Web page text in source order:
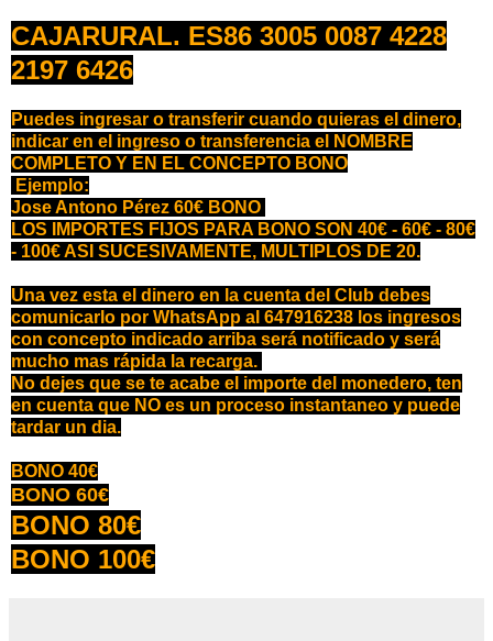
CAJARURAL. ES86 3005 0087 4228
2197 6426
Puedes ingresar o transferir cuando quieras el dinero,
indicar en el ingreso o transferencia el NOMBRE
COMPLETO Y EN EL CONCEPTO BONO
Ejemplo:
Jose Antono Pérez 60€ BONO
LOS IMPORTES FIJOS PARA BONO SON 40€ - 60€ - 80€
- 100€ ASI SUCESIVAMENTE, MULTIPLOS DE 20.
Una vez esta el dinero en la cuenta del Club debes
comunicarlo por WhatsApp al 647916238 los ingresos
con concepto indicado arriba será notificado y será
mucho mas rápida la recarga.
No dejes que se te acabe el importe del monedero, ten
en cuenta que NO es un proceso instantaneo y puede
tardar un dia.
BONO 40€
BONO 60€
BONO 80€
BONO 100€